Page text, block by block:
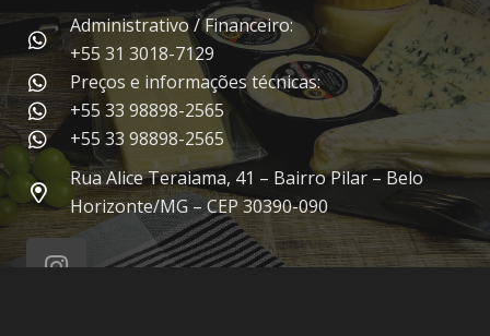
Administrativo / Financeiro:
+55 31 3018-7129
Preços e informações técnicas:
+55 33 98898-2565
+55 33 98898-2565
Rua Alice Teraiama, 41 – Bairro Pilar – Belo
Horizonte/MG – CEP 30390-090